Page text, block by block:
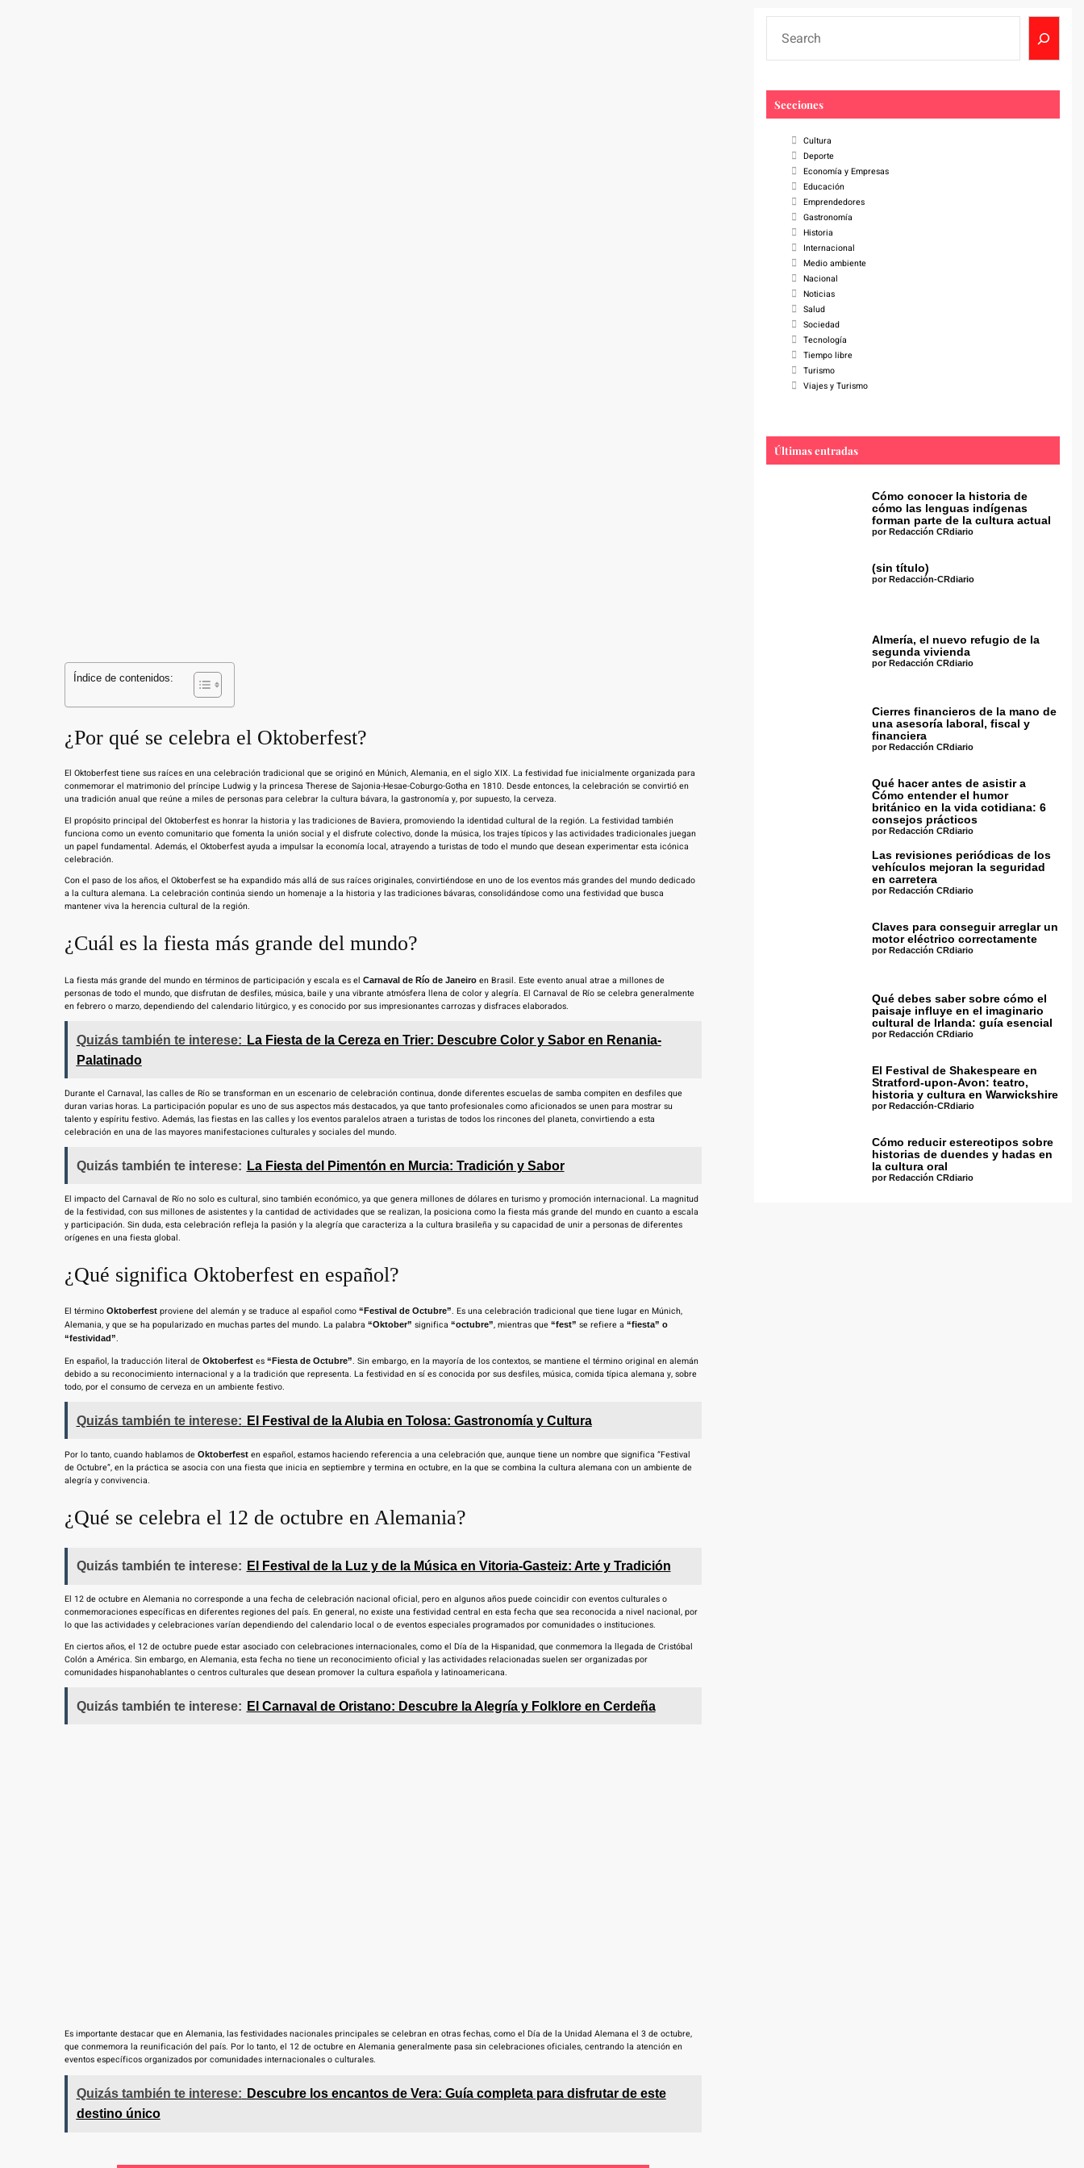
Índice de contenidos:
¿Por qué se celebra el Oktoberfest?
El Oktoberfest tiene sus raíces en una celebración tradicional que se originó en Múnich, Alemania, en el siglo XIX. La festividad fue inicialmente organizada para
conmemorar el matrimonio del príncipe Ludwig y la princesa Therese de Sajonia-Hesae-Coburgo-Gotha en 1810. Desde entonces, la celebración se convirtió en
una tradición anual que reúne a miles de personas para celebrar la cultura bávara, la gastronomía y, por supuesto, la cerveza.
El propósito principal del Oktoberfest es honrar la historia y las tradiciones de Baviera, promoviendo la identidad cultural de la región. La festividad también
funciona como un evento comunitario que fomenta la unión social y el disfrute colectivo, donde la música, los trajes típicos y las actividades tradicionales juegan
un papel fundamental. Además, el Oktoberfest ayuda a impulsar la economía local, atrayendo a turistas de todo el mundo que desean experimentar esta icónica
celebración.
Con el paso de los años, el Oktoberfest se ha expandido más allá de sus raíces originales, convirtiéndose en uno de los eventos más grandes del mundo dedicado
a la cultura alemana. La celebración continúa siendo un homenaje a la historia y las tradiciones bávaras, consolidándose como una festividad que busca
mantener viva la herencia cultural de la región.
¿Cuál es la fiesta más grande del mundo?
La fiesta más grande del mundo en términos de participación y escala es el Carnaval de Río de Janeiro en Brasil. Este evento anual atrae a millones de
personas de todo el mundo, que disfrutan de desfiles, música, baile y una vibrante atmósfera llena de color y alegría. El Carnaval de Río se celebra generalmente
en febrero o marzo, dependiendo del calendario litúrgico, y es conocido por sus impresionantes carrozas y disfraces elaborados.
Quizás también te interese: La Fiesta de la Cereza en Trier: Descubre Color y Sabor en Renania-
Palatinado
Durante el Carnaval, las calles de Río se transforman en un escenario de celebración continua, donde diferentes escuelas de samba compiten en desfiles que
duran varias horas. La participación popular es uno de sus aspectos más destacados, ya que tanto profesionales como aficionados se unen para mostrar su
talento y espíritu festivo. Además, las fiestas en las calles y los eventos paralelos atraen a turistas de todos los rincones del planeta, convirtiendo a esta
celebración en una de las mayores manifestaciones culturales y sociales del mundo.
Quizás también te interese: La Fiesta del Pimentón en Murcia: Tradición y Sabor
El impacto del Carnaval de Río no solo es cultural, sino también económico, ya que genera millones de dólares en turismo y promoción internacional. La magnitud
de la festividad, con sus millones de asistentes y la cantidad de actividades que se realizan, la posiciona como la fiesta más grande del mundo en cuanto a escala
y participación. Sin duda, esta celebración refleja la pasión y la alegría que caracteriza a la cultura brasileña y su capacidad de unir a personas de diferentes
orígenes en una fiesta global.
¿Qué significa Oktoberfest en español?
El término Oktoberfest proviene del alemán y se traduce al español como “Festival de Octubre”. Es una celebración tradicional que tiene lugar en Múnich,
Alemania, y que se ha popularizado en muchas partes del mundo. La palabra “Oktober” significa “octubre”, mientras que “fest” se refiere a “fiesta” o
“festividad”.
En español, la traducción literal de Oktoberfest es “Fiesta de Octubre”. Sin embargo, en la mayoría de los contextos, se mantiene el término original en alemán
debido a su reconocimiento internacional y a la tradición que representa. La festividad en sí es conocida por sus desfiles, música, comida típica alemana y, sobre
todo, por el consumo de cerveza en un ambiente festivo.
Quizás también te interese: El Festival de la Alubia en Tolosa: Gastronomía y Cultura
Por lo tanto, cuando hablamos de Oktoberfest en español, estamos haciendo referencia a una celebración que, aunque tiene un nombre que significa “Festival
de Octubre”, en la práctica se asocia con una fiesta que inicia en septiembre y termina en octubre, en la que se combina la cultura alemana con un ambiente de
alegría y convivencia.
¿Qué se celebra el 12 de octubre en Alemania?
Quizás también te interese: El Festival de la Luz y de la Música en Vitoria-Gasteiz: Arte y Tradición
El 12 de octubre en Alemania no corresponde a una fecha de celebración nacional oficial, pero en algunos años puede coincidir con eventos culturales o
conmemoraciones específicas en diferentes regiones del país. En general, no existe una festividad central en esta fecha que sea reconocida a nivel nacional, por
lo que las actividades y celebraciones varían dependiendo del calendario local o de eventos especiales programados por comunidades o instituciones.
En ciertos años, el 12 de octubre puede estar asociado con celebraciones internacionales, como el Día de la Hispanidad, que conmemora la llegada de Cristóbal
Colón a América. Sin embargo, en Alemania, esta fecha no tiene un reconocimiento oficial y las actividades relacionadas suelen ser organizadas por
comunidades hispanohablantes o centros culturales que desean promover la cultura española y latinoamericana.
Quizás también te interese: El Carnaval de Oristano: Descubre la Alegría y Folklore en Cerdeña
Es importante destacar que en Alemania, las festividades nacionales principales se celebran en otras fechas, como el Día de la Unidad Alemana el 3 de octubre,
que conmemora la reunificación del país. Por lo tanto, el 12 de octubre en Alemania generalmente pasa sin celebraciones oficiales, centrando la atención en
eventos específicos organizados por comunidades internacionales o culturales.
Quizás también te interese: Descubre los encantos de Vera: Guía completa para disfrutar de este
destino único
Secciones
Cultura
Deporte
Economía y Empresas
Educación
Emprendedores
Gastronomía
Historia
Internacional
Medio ambiente
Nacional
Noticias
Salud
Sociedad
Tecnología
Tiempo libre
Turismo
Viajes y Turismo
Últimas entradas
Cómo conocer la historia de
cómo las lenguas indígenas
forman parte de la cultura actual
por Redacción CRdiario
(sin título)
por Redacción-CRdiario
Almería, el nuevo refugio de la
segunda vivienda
por Redacción CRdiario
Cierres financieros de la mano de
una asesoría laboral, fiscal y
financiera
por Redacción CRdiario
Qué hacer antes de asistir a
Cómo entender el humor
británico en la vida cotidiana: 6
consejos prácticos
por Redacción CRdiario
Las revisiones periódicas de los
vehículos mejoran la seguridad
en carretera
por Redacción CRdiario
Claves para conseguir arreglar un
motor eléctrico correctamente
por Redacción CRdiario
Qué debes saber sobre cómo el
paisaje influye en el imaginario
cultural de Irlanda: guía esencial
por Redacción CRdiario
El Festival de Shakespeare en
Stratford-upon-Avon: teatro,
historia y cultura en Warwickshire
por Redacción-CRdiario
Cómo reducir estereotipos sobre
historias de duendes y hadas en
la cultura oral
por Redacción CRdiario